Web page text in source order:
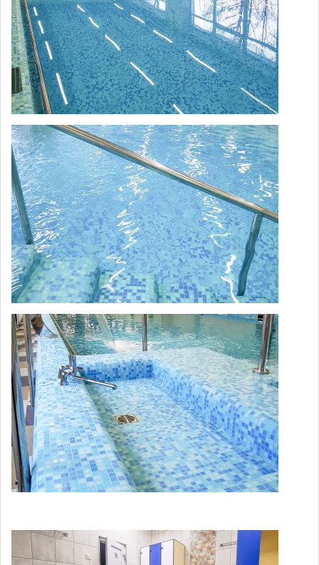
Термовоздействие (Кедровая бочка с
лечебным обёртыванием и пилингом)
4,800
Термовибромассаж
паравертебральных мышц
(Релаксационный массаж в кресле 10
мин.)
180
Термовибромассаж
паравертебральных мышц
(Релаксационный массаж в кресле 20
мин.)
230
Термовибромассаж
паравертебральных мышц
(Релаксационный массаж в кресле 30
мин)
350
Термовоздействие (СПА-капсула) 1,400
Воздействие лечебной грязью при
заболеваниях костной системы (1
поле)
690
Воздействие лечебной грязью при
заболеваниях костной системы (2
поля)
1,040
Подводный душ–массаж (с
Подводный душ–массаж (с
минеральной водой 30 минут)
2,450